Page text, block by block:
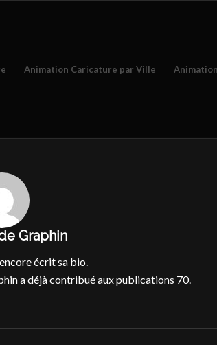
Animation Caricature par Ville
Graphin
écrit sa bio.
a déjà contribué aux publications 70.